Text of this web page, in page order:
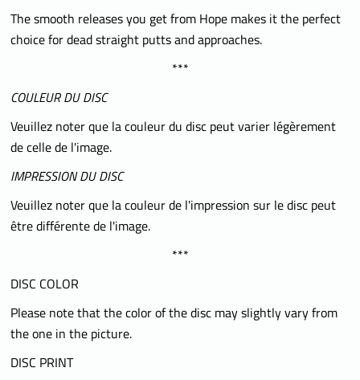
The smooth releases you get from Hope makes it the perfect
choice for dead straight putts and approaches.
***
COULEUR DU DISC
Veuillez noter que la couleur du disc peut varier légèrement
de celle de l'image.
IMPRESSION DU DISC
Veuillez noter que la couleur de l'impression sur le disc peut
être différente de l'image.
***
DISC COLOR
Please note that the color of the disc may slightly vary from
the one in the picture.
DISC PRINT